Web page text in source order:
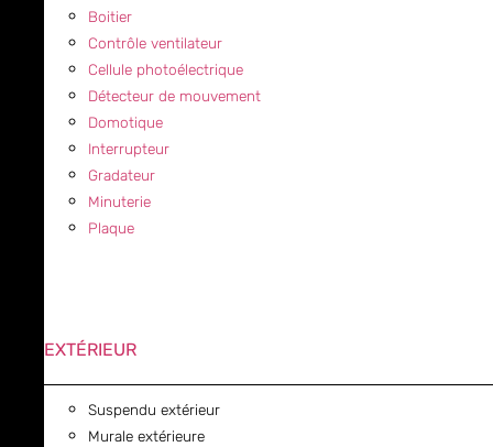
Boitier
Contrôle ventilateur
Cellule photoélectrique
Détecteur de mouvement
Domotique
Interrupteur
Gradateur
Minuterie
Plaque
EXTÉRIEUR
Suspendu extérieur
Murale extérieure